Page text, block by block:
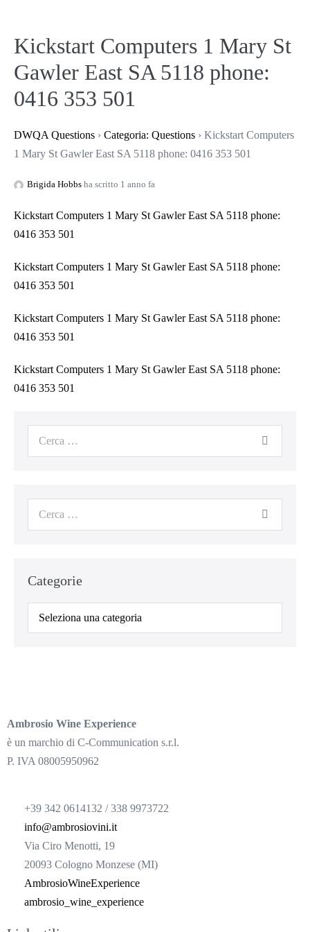
Kickstart Computers 1 Mary St
Gawler East SA 5118 phone:
0416 353 501
DWQA Questions › Categoria: Questions › Kickstart Computers
1 Mary St Gawler East SA 5118 phone: 0416 353 501
Brigida Hobbs ha scritto 1 anno fa
Kickstart Computers 1 Mary St Gawler East SA 5118 phone:
0416 353 501
Kickstart Computers 1 Mary St Gawler East SA 5118 phone:
0416 353 501
Kickstart Computers 1 Mary St Gawler East SA 5118 phone:
0416 353 501
Kickstart Computers 1 Mary St Gawler East SA 5118 phone:
0416 353 501
Categorie
Ambrosio Wine Experience
è un marchio di C-Communication s.r.l.
P. IVA 08005950962
+39 342 0614132 / 338 9973722
info@ambrosiovini.it
Via Ciro Menotti, 19
20093 Cologno Monzese (MI)
AmbrosioWineExperience
ambrosio_wine_experience